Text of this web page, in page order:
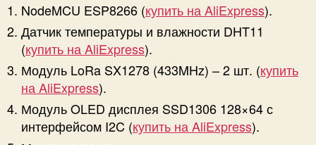
NodeMCU ESP8266 (купить на AliExpress).
Датчик температуры и влажности DHT11
(купить на AliExpress).
Модуль LoRa SX1278 (433MHz) – 2 шт. (купить
на AliExpress).
Модуль OLED дисплея SSD1306 128×64 с
интерфейсом I2C (купить на AliExpress).